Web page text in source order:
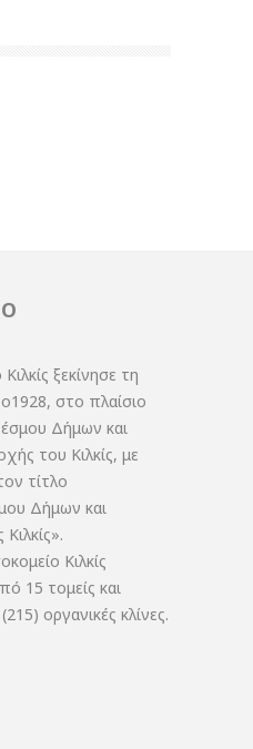
ξεκίνησε τη
στο πλαίσιο
Δήμων και
του Κιλκίς, με
τίτλο
Δήμων και
Κιλκίς
15 τομείς και
οργανικές κλίνες.